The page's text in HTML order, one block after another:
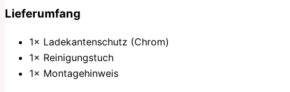
Lieferumfang
1× Ladekantenschutz (Chrom)
1× Reinigungstuch
1× Montagehinweis